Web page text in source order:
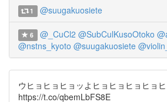
1 @suugakuosiete
6 @_CuCl2 @SubCulKusoOtoko
@nstns_kyoto @suugakuosiete
ウヒョヒョヒョッよヒョヒョヒョヒョヒ
https://t.co/qbemLbFS8E